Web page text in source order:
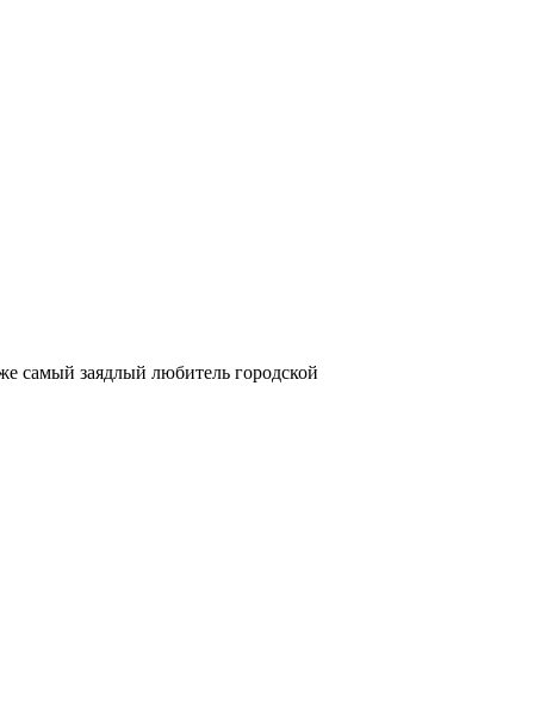
самый заядлый любитель городской